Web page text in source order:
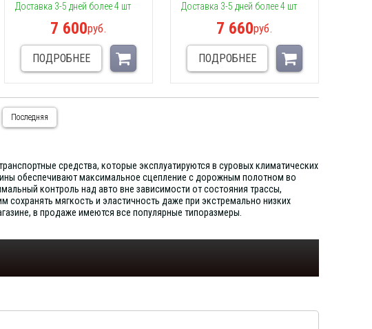
Доставка 3-5 дней более 4 шт
7 600руб.
ПОДРОБНЕЕ
Доставка 3-5 дней более 4 шт
7 660руб.
ПОДРОБНЕЕ
Последняя
средства, которые эксплуатируются в суровых климатических
обеспечивают максимальное сцепление с дорожным полотном во
контроль над авто вне зависимости от состояния трассы,
мягкость и эластичность даже при экстремально низких
в продаже имеются все популярные типоразмеры.